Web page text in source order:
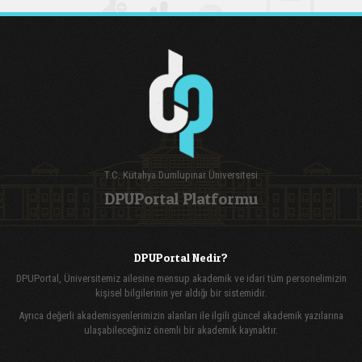
T.C. Kütahya Dumlupınar Üniversitesi
DPUPortal Platformu
DPUPortal Nedir?
DPUPortal, Üniversitemiz ailesine mensup akademik ve idari tüm personelimizin
kişisel bilgilerinin yer aldığı bir sistemidir.
Ayrıca değerli akademisyenlerimizin alanları ile ilgili güncel akademik yazılarına
ulaşabileceğiniz önemli bir akademik kaynaktır.